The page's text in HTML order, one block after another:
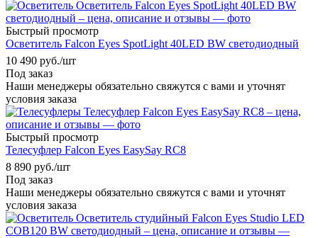
Быстрый просмотр
Осветитель Falcon Eyes SpotLight 40LED BW светодиодный
10 490 руб./шт
Под заказ
Наши менеджеры обязательно свяжутся с вами и уточнят
условия заказа
Быстрый просмотр
Телесуфлер Falcon Eyes EasySay RC8
8 890 руб./шт
Под заказ
Наши менеджеры обязательно свяжутся с вами и уточнят
условия заказа